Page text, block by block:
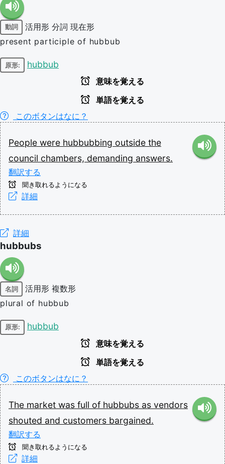
動詞 活用形 分詞 現在形
present participle of hubbub
原形: hubbub
意味を覚える
単語を覚える
このボタンはなに？
People were hubbubbing outside the
council chambers, demanding answers.
翻訳する
聞き取れるようになる
詳細
詳細
hubbubs
名詞 活用形 複数形
plural of hubbub
原形: hubbub
意味を覚える
単語を覚える
このボタンはなに？
The market was full of hubbubs as vendors
shouted and customers bargained.
翻訳する
聞き取れるようになる
詳細